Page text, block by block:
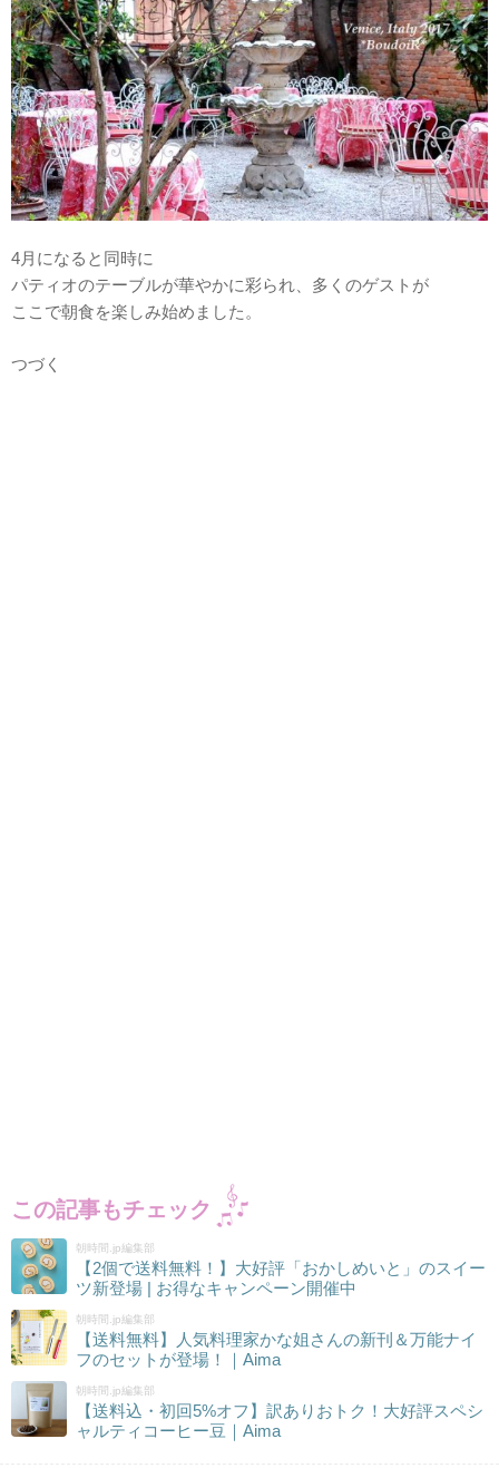
4月になると同時に
パティオのテーブルが華やかに彩られ、多くのゲストが
ここで朝食を楽しみ始めました。
つづく
この記事もチェック
朝時間.jp編集部
【2個で送料無料！】大好評「おかしめいと」のスイー
ツ新登場 | お得なキャンペーン開催中
朝時間.jp編集部
【送料無料】人気料理家かな姐さんの新刊＆万能ナイ
フのセットが登場！｜Aima
朝時間.jp編集部
【送料込・初回5%オフ】訳ありおトク！大好評スペシ
ャルティコーヒー豆｜Aima